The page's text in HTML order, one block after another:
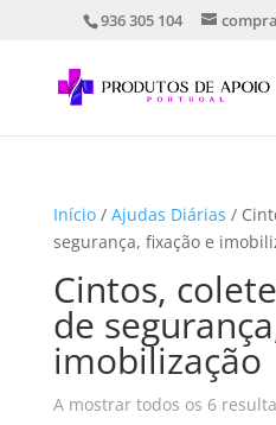
936 305 104
Início/ Ajudas Diárias /
segurança, fixação e
Cintos,
de
imobilização
A mostrar todos os 6